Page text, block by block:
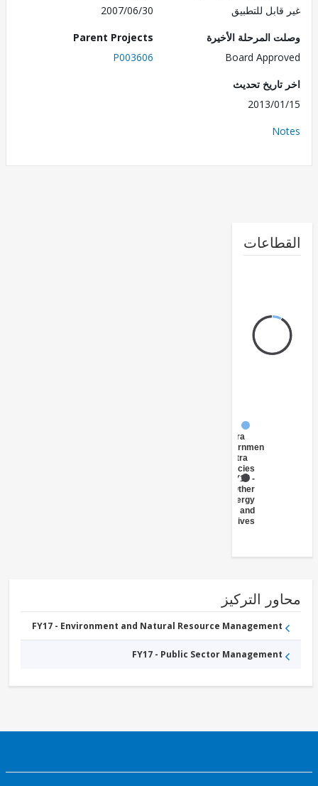
للتطبيق
2007/06/30
المرحلة الأخيرة
Board
Parent Projects
P003606
تحديث
2013/
FY17 -
Central
Government
(Central
Agencies
)
Extractives
التركيز
FY17 - Environment and Natural Resource Management
FY17 - Public Sector Management